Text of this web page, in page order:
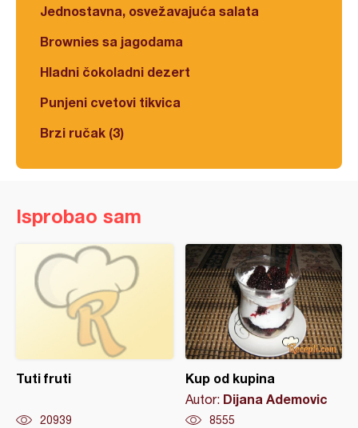
Jednostavna, osvežavajuća salata
Brownies sa jagodama
Hladni čokoladni dezert
Punjeni cvetovi tikvica
Brzi ručak (3)
Isprobao sam
Tuti fruti
20939
Kup od kupina
Autor: Dijana Ademovic
8555